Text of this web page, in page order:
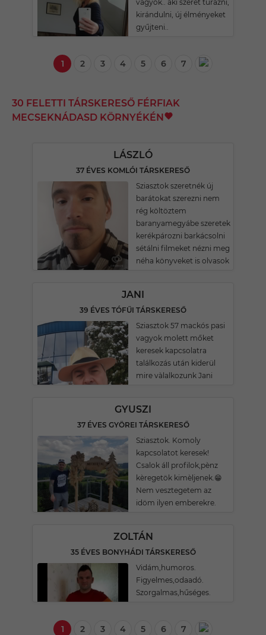
vagyok.. aki szeret túrázni,
kirándulni, új élményeket
gyűjteni..
1 2 3 4 5 6 7
30 FELETTI TÁRSKERESŐ FÉRFIAK
MECSEKNÁDASD KÖRNYÉKÉN
LÁSZLÓ
37 ÉVES KOMLÓI TÁRSKERESŐ
Sziasztok szeretnék új
barátokat szerezni nem
rég költöztem
baranyamegyábe szeretek
kerékpározni barkácsolni
sétálni filmeket nézni meg
néha könyveket is olvasok
JANI
39 ÉVES TÓFŰI TÁRSKERESŐ
Sziasztok 57 mackós pasi
vagyok molett mőket
keresek kapcsolatra
találkozás után kiderül
mire vàlalkozunk Jani
GYUSZI
37 ÉVES GYÖREI TÁRSKERESŐ
Sziasztok. Komoly
kapcsolatot keresek!
Csalok áll profilok,pènz
kèregetök kimèljenek.😁
Nem vesztegetem az
idöm ilyen emberekre.
ZOLTÁN
35 ÉVES BONYHÁDI TÁRSKERESŐ
Vidám,humoros.
Figyelmes,odaadó.
Szorgalmas,hűséges.
1 2 3 4 5 6 7